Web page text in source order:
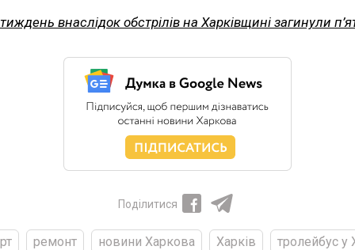
внаслідок обстрілів на Харківщині загинули
Поділитися
ремонт новини Харкова Харків тролейбус у